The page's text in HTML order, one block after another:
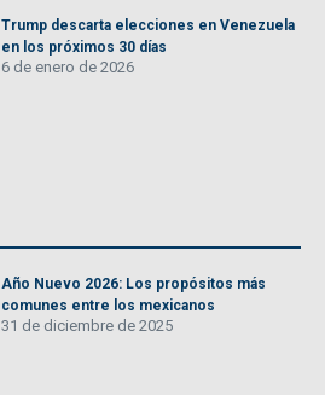
Trump descarta elecciones en Venezuela
en los próximos 30 días
6 de enero de 2026
Año Nuevo 2026: Los propósitos más
comunes entre los mexicanos
31 de diciembre de 2025